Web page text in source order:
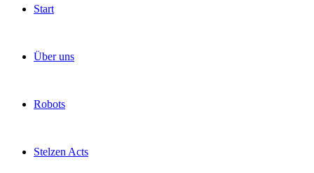
Start
Über uns
Robots
Stelzen Acts